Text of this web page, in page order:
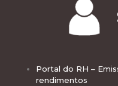
Portal do RH –
rendimentos